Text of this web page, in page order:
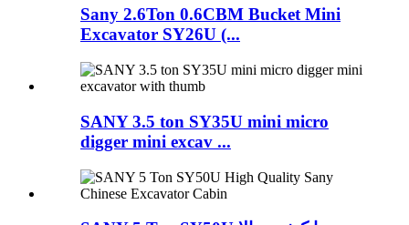
Sany 2.6Ton 0.6CBM Bucket Mini
Excavator SY26U (...
SANY 3.5 ton SY35U mini micro
digger mini excav ...